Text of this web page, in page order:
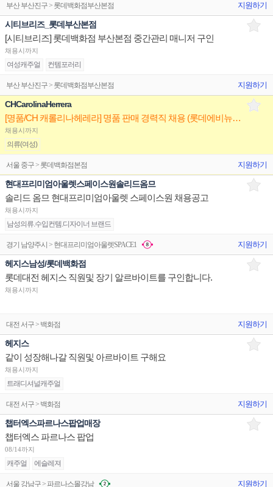
부산 부산진구 > 롯데백화점부산본점 지원하기
시티브리즈_롯데부산본점
[시티브리즈] 롯데백화점 부산본점 중간관리 매니저 구인
채용시까지
여성캐주얼 컨템포러리
부산 부산진구 > 롯데백화점부산본점 지원하기
CHCarolinaHerrera
[명품/CH 캐롤리나헤레라] 명품 판매 경력직 채용 (롯데에비뉴엘 명동/잠실/부산)
채용시까지
의류(여성)
서울 중구 > 롯데백화점본점 지원하기
현대프리미엄아울렛스페이스원솔리드옴므
솔리드 옴므 현대프리미엄아울렛 스페이스원 채용공고
채용시까지
남성의류.수입컨템.디자이너 브랜드
경기 남양주시 > 현대프리미엄아울렛SPACE1 지원하기
헤지스남성/롯데백화점
롯데대전 헤지스 직원및 장기 알르바이트를 구인합니다.
채용시까지
대전 서구 > 백화점 지원하기
헤지스
같이 성장해나갈 직원및 아르바이트 구해요
채용시까지
트래디셔널캐주얼
대전 서구 > 백화점 지원하기
챕터엑스파르나스팝업매장
챕터엑스 파르나스 팝업
08/14까지
캐주얼 에슬레져
서울 강남구 > 파르나스몰강남 지원하기